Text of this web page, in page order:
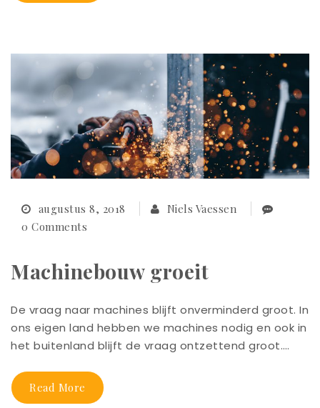
augustus 8, 2018
Niels Vaessen
0 Comments
Machinebouw groeit
De vraag naar machines blijft onverminderd groot. In
ons eigen land hebben we machines nodig en ook in
het buitenland blijft de vraag ontzettend groot.…
Read More